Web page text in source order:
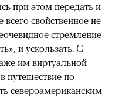
при этом передать и
свойственное не
стремление
и ускользать. С
им виртуальной
путешествие по
североамериканским